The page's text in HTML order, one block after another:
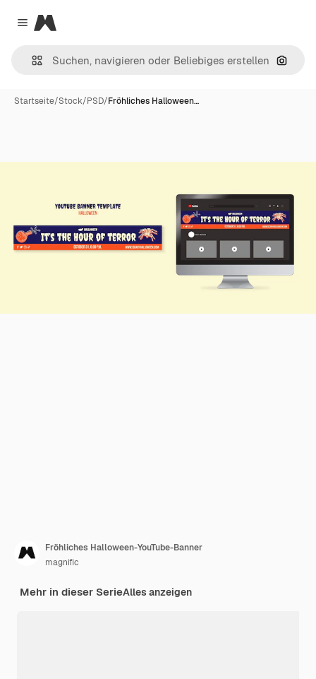
Close menu
Magnific
Nach
Startseite/Stock/PSD/Fröhliches Halloween…
Fröhliches Halloween-YouTube-Banner
magnific
Mehr in dieser SerieAlles anzeigen